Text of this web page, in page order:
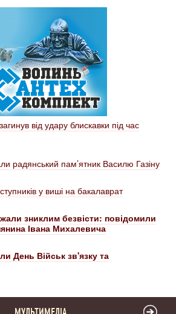
від удару блискавки під час
радянський пам’ятник Василю Газіну
у виші на бакалаврат
зниклим безвісти: повідомили
Івана Михалевича
День Військ зв'язку та